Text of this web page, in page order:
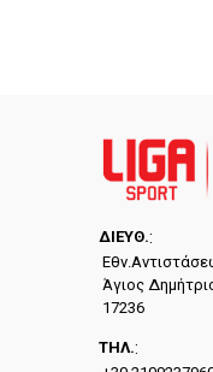
ΔΙΕYΘ.:
Άγιος
17236
ΤΗΛ.: